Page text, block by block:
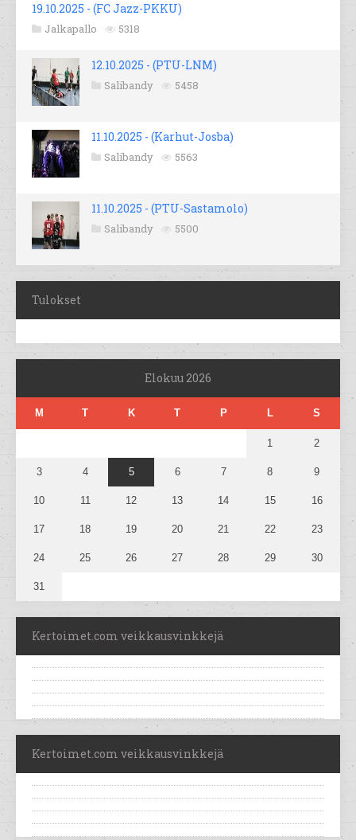
19.10.2025 - (FC Jazz-PKKU)
Jalkapallo 5318
12.10.2025 - (PTU-LNM)
Salibandy 5458
11.10.2025 - (Karhut-Josba)
Salibandy 5563
11.10.2025 - (PTU-Sastamolo)
Salibandy 5500
Tulokset
Elokuu 2026
M T K T P L S
1 2
3 4 5 6 7 8 9
10 11 12 13 14 15 16
17 18 19 20 21 22 23
24 25 26 27 28 29 30
31
Kertoimet.com veikkausvinkkejä
Kertoimet.com veikkausvinkkejä